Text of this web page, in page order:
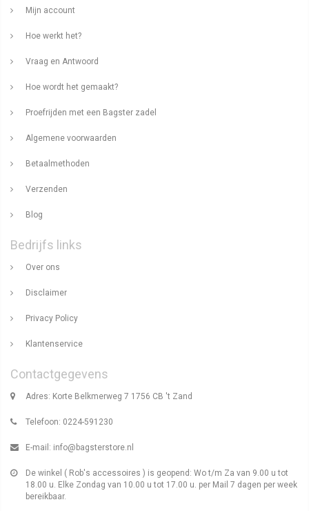
Mijn account
Hoe werkt het?
Vraag en Antwoord
Hoe wordt het gemaakt?
Proefrijden met een Bagster zadel
Algemene voorwaarden
Betaalmethoden
Verzenden
Blog
Bedrijfs links
Over ons
Disclaimer
Privacy Policy
Klantenservice
Contactgegevens
Adres: Korte Belkmerweg 7 1756 CB 't Zand
Telefoon: 0224-591230
E-mail: info@bagsterstore.nl
De winkel ( Rob's accessoires ) is geopend: Wo t/m Za van 9.00 u tot
18.00 u. Elke Zondag van 10.00 u tot 17.00 u. per Mail 7 dagen per week
bereikbaar.